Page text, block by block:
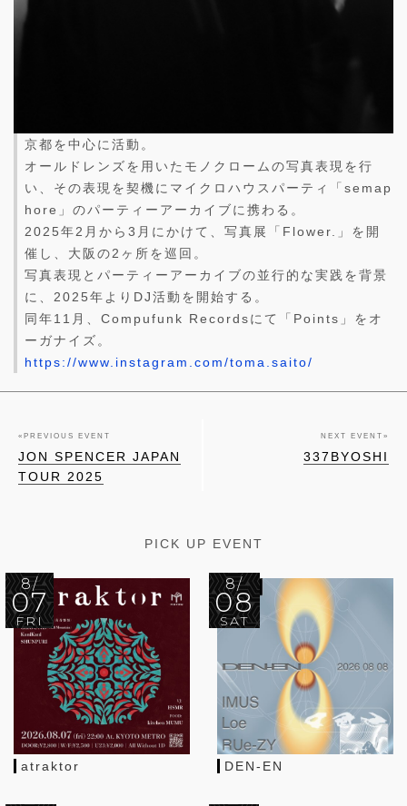
京都を中心に活動。
オールドレンズを用いたモノクロームの写真表現を行
い、その表現を契機にマイクロハウスパーティ「semap
hore」のパーティーアーカイブに携わる。
2025年2月から3月にかけて、写真展「Flower.」を開
催し、大阪の2ヶ所を巡回。
写真表現とパーティーアーカイブの並行的な実践を背景
に、2025年よりDJ活動を開始する。
同年11月、Compufunk Recordsにて「Points」をオ
ーガナイズ。
https://www.instagram.com/toma.saito/
« PREVIOUS EVENT
JON SPENCER JAPAN
TOUR 2025
NEXT EVENT »
337BYOSHI
PICK UP EVENT
8/
07
FRI
atraktor
8/
08
SAT
DEN-EN